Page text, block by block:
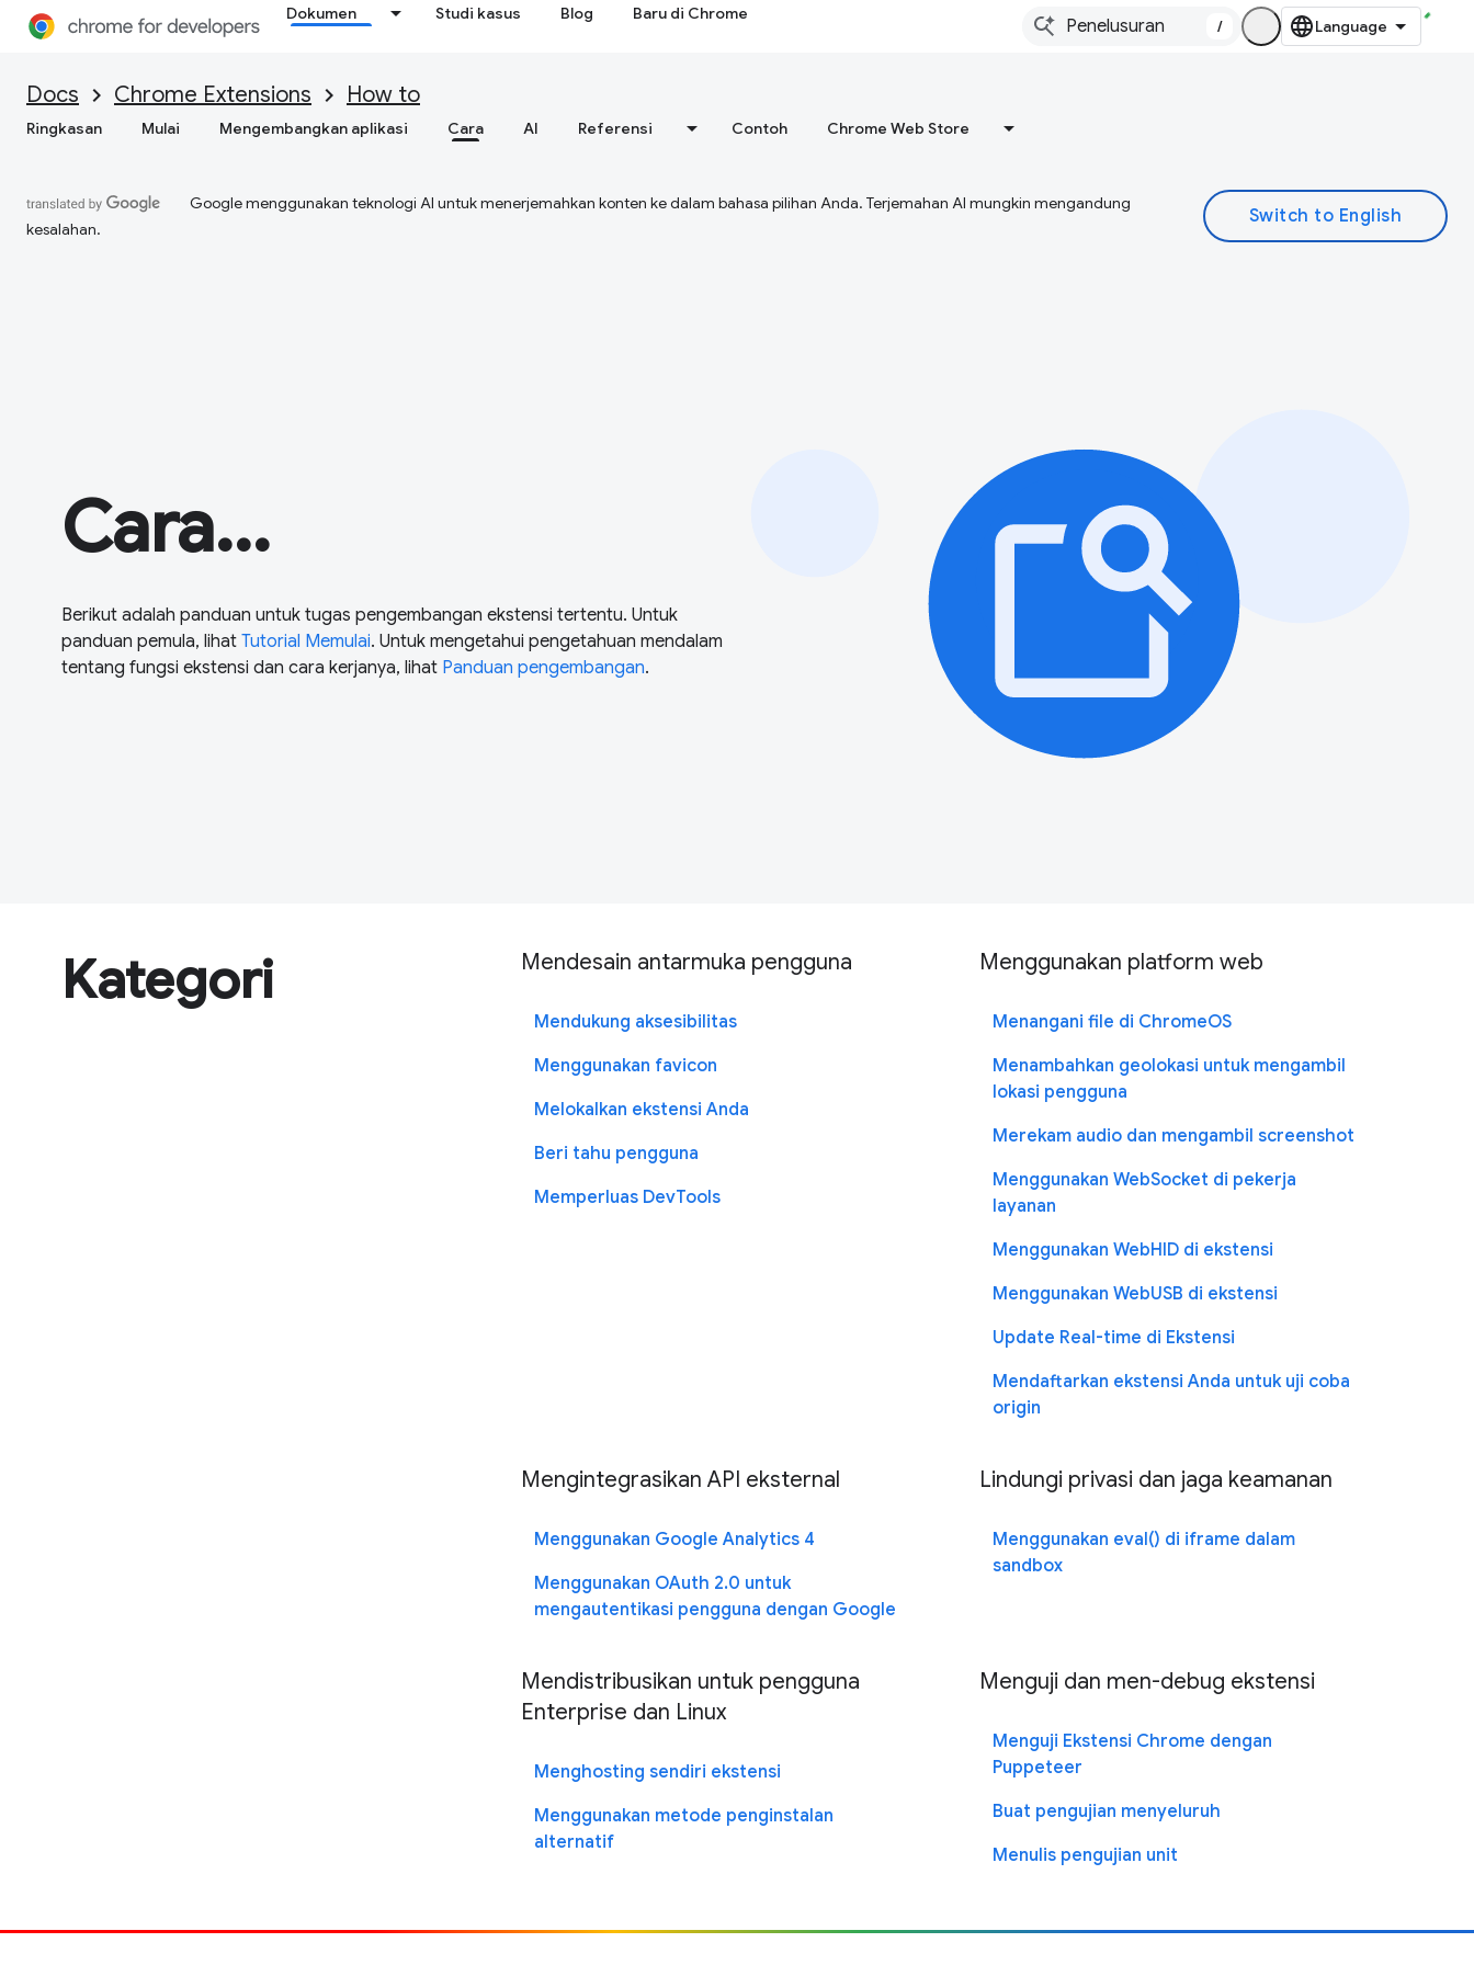
Dokumen Studi kasus Blog Baru di Chrome
/
Docs Chrome Extensions How to
Ringkasan Mulai Mengembangkan aplikasi Cara AI Referensi Contoh Chrome Web Store
Google menggunakan teknologi AI untuk menerjemahkan konten ke dalam bahasa pilihan Anda. Terjemahan AI mungkin mengandung
kesalahan.
Cara...
Berikut adalah panduan untuk tugas pengembangan ekstensi tertentu. Untuk
panduan pemula, lihat Tutorial Memulai. Untuk mengetahui pengetahuan mendalam
tentang fungsi ekstensi dan cara kerjanya, lihat Panduan pengembangan.
Kategori Mendesain antarmuka pengguna
Mendukung aksesibilitas
Menggunakan favicon
Melokalkan ekstensi Anda
Beri tahu pengguna
Memperluas DevTools
Menggunakan platform web
Menangani file di ChromeOS
Menambahkan geolokasi untuk mengambil
lokasi pengguna
Merekam audio dan mengambil screenshot
Menggunakan WebSocket di pekerja
layanan
Menggunakan WebHID di ekstensi
Menggunakan WebUSB di ekstensi
Update Real-time di Ekstensi
Mendaftarkan ekstensi Anda untuk uji coba
origin
Mengintegrasikan API eksternal
Menggunakan Google Analytics 4
Menggunakan OAuth 2.0 untuk
mengautentikasi pengguna dengan Google
Lindungi privasi dan jaga keamanan
Menggunakan eval() di iframe dalam
sandbox
Mendistribusikan untuk pengguna
Enterprise dan Linux
Menghosting sendiri ekstensi
Menggunakan metode penginstalan
alternatif
Menguji dan men-debug ekstensi
Menguji Ekstensi Chrome dengan
Puppeteer
Buat pengujian menyeluruh
Menulis pengujian unit